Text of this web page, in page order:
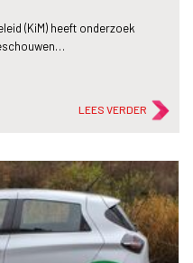
(KiM) heeft onderzoek
LEES VERDER